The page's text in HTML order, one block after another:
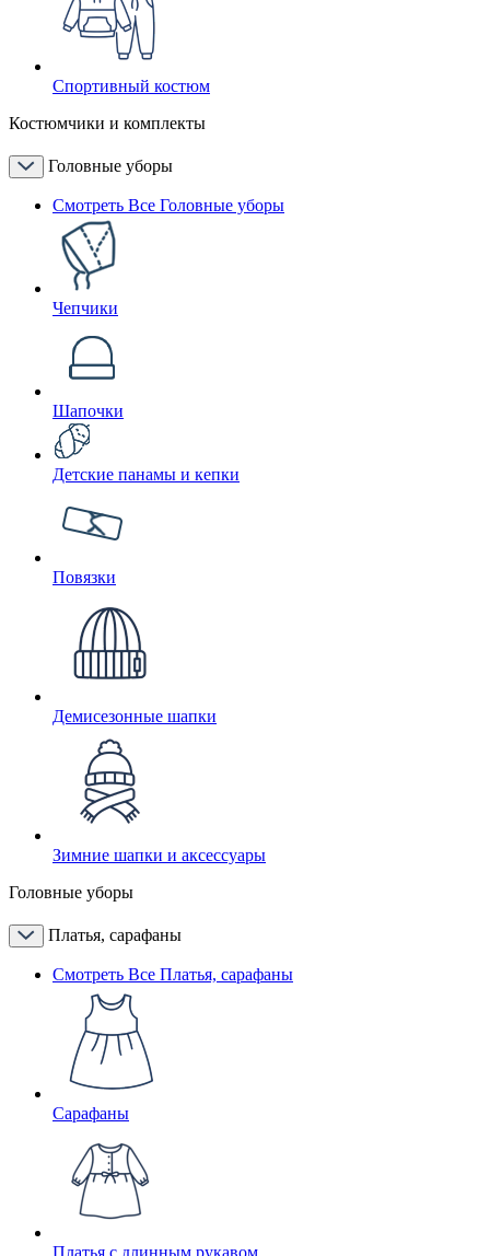
Спортивный костюм
Костюмчики и комплекты
Головные уборы
Смотреть Все Головные уборы
Чепчики
Шапочки
Детские панамы и кепки
Повязки
Демисезонные шапки
Зимние шапки и аксессуары
Головные уборы
Платья, сарафаны
Смотреть Все Платья, сарафаны
Сарафаны
Платья с длинным рукавом